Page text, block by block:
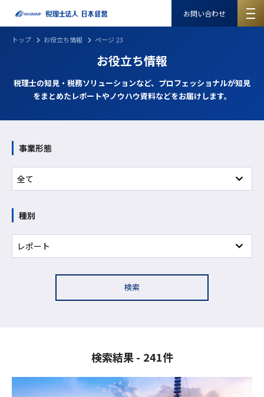
お問い合わせ
トップ お役立ち情報 ページ 23
お役立ち情報
税理士の知見・税務ソリューションなど、プロフェッショナルが知見
をまとめたレポートやノウハウ資料などをお届けします。
事業形態
種別
検索
検索結果 241件